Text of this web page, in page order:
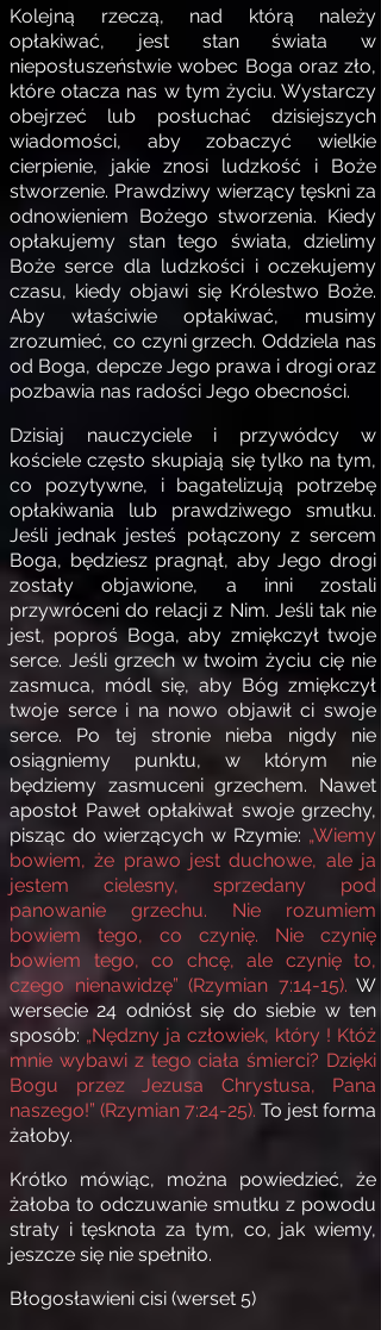
Kolejną rzeczą, nad którą należy
opłakiwać, jest stan świata w
nieposłuszeństwie wobec Boga oraz zło,
które otacza nas w tym życiu. Wystarczy
obejrzeć lub posłuchać dzisiejszych
wiadomości, aby zobaczyć wielkie
cierpienie, jakie znosi ludzkość i Boże
stworzenie. Prawdziwy wierzący tęskni za
odnowieniem Bożego stworzenia. Kiedy
opłakujemy stan tego świata, dzielimy
Boże serce dla ludzkości i oczekujemy
czasu, kiedy objawi się Królestwo Boże.
Aby właściwie opłakiwać, musimy
zrozumieć, co czyni grzech. Oddziela nas
od Boga, depcze Jego prawa i drogi oraz
pozbawia nas radości Jego obecności.
Dzisiaj nauczyciele i przywódcy w
kościele często skupiają się tylko na tym,
co pozytywne, i bagatelizują potrzebę
opłakiwania lub prawdziwego smutku.
Jeśli jednak jesteś połączony z sercem
Boga, będziesz pragnął, aby Jego drogi
zostały objawione, a inni zostali
przywróceni do relacji z Nim. Jeśli tak nie
jest, poproś Boga, aby zmiękczył twoje
serce. Jeśli grzech w twoim życiu cię nie
zasmuca, módl się, aby Bóg zmiękczył
twoje serce i na nowo objawił ci swoje
serce. Po tej stronie nieba nigdy nie
osiągniemy punktu, w którym nie
będziemy zasmuceni grzechem. Nawet
apostoł Paweł opłakiwał swoje grzechy,
pisząc do wierzących w Rzymie: „Wiemy
bowiem, że prawo jest duchowe, ale ja
jestem cielesny, sprzedany pod
panowanie grzechu. Nie rozumiem
bowiem tego, co czynię. Nie czynię
bowiem tego, co chcę, ale czynię to,
czego nienawidzę” (Rzymian 7:14-15). W
wersecie 24 odniósł się do siebie w ten
sposób: „Nędzny ja człowiek, który ! Któż
mnie wybawi z tego ciała śmierci? Dzięki
Bogu przez Jezusa Chrystusa, Pana
naszego!” (Rzymian 7:24-25). To jest forma
żałoby.
Krótko mówiąc, można powiedzieć, że
żałoba to odczuwanie smutku z powodu
straty i tęsknota za tym, co, jak wiemy,
jeszcze się nie spełniło.
Błogosławieni cisi (werset 5)